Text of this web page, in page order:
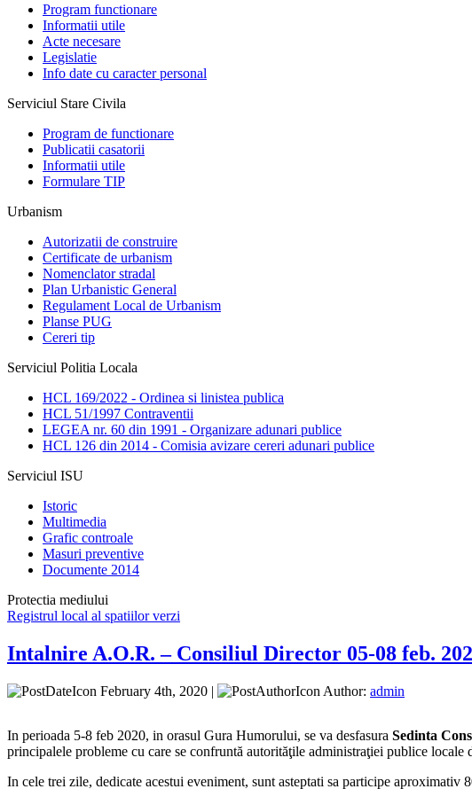
Program functionare
Informatii utile
Acte necesare
Legislatie
Info date cu caracter personal
Serviciul Stare Civila
Program de functionare
Publicatii casatorii
Informatii utile
Formulare TIP
Urbanism
Autorizatii de construire
Certificate de urbanism
Nomenclator stradal
Plan Urbanistic General
Regulament Local de Urbanism
Planse PUG
Cereri tip
Serviciul Politia Locala
HCL 169/2022 - Ordinea si linistea publica
HCL 51/1997 Contraventii
LEGEA nr. 60 din 1991 - Organizare adunari publice
HCL 126 din 2014 - Comisia avizare cereri adunari publice
Serviciul ISU
Istoric
Multimedia
Grafic controale
Masuri preventive
Documente 2014
Protectia mediului
Registrul local al spatiilor verzi
Intalnire A.O.R. – Consiliul Director 05-08 feb.
February 4th, 2020 | Author: admin
In perioada 5-8 feb 2020, in orasul Gura Humorului, se va desfasura Sedinta
principalele probleme cu care se confruntă autorităţile administraţiei publice
In cele trei zile, dedicate acestui eveniment, sunt asteptati sa participe